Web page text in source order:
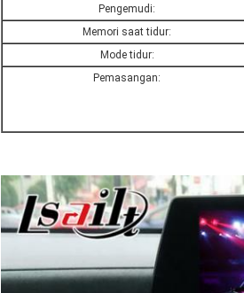
Pengemudi:
Memori saat tidur:
Mode tidur:
Pemasangan: